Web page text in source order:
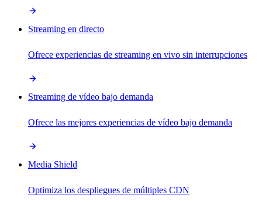
Streaming en directo
Ofrece experiencias de streaming en vivo sin interrupciones
Streaming de vídeo bajo demanda
Ofrece las mejores experiencias de vídeo bajo demanda
Media Shield
Optimiza los despliegues de múltiples CDN